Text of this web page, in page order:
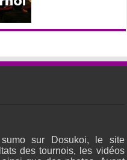
sur Dosukoi, le site
des tournois, les vidéos